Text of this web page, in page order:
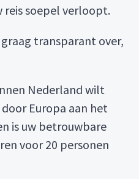
reis soepel verloopt.
graag transparant over,
Nederland wilt
Europa aan het
is uw betrouwbare
voor 20 personen